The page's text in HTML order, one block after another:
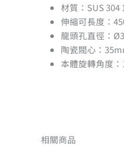
材質：SUS 304
伸縮可長度：
龍頭孔直徑：
陶瓷閥心：
本體旋轉角度：
相關商品